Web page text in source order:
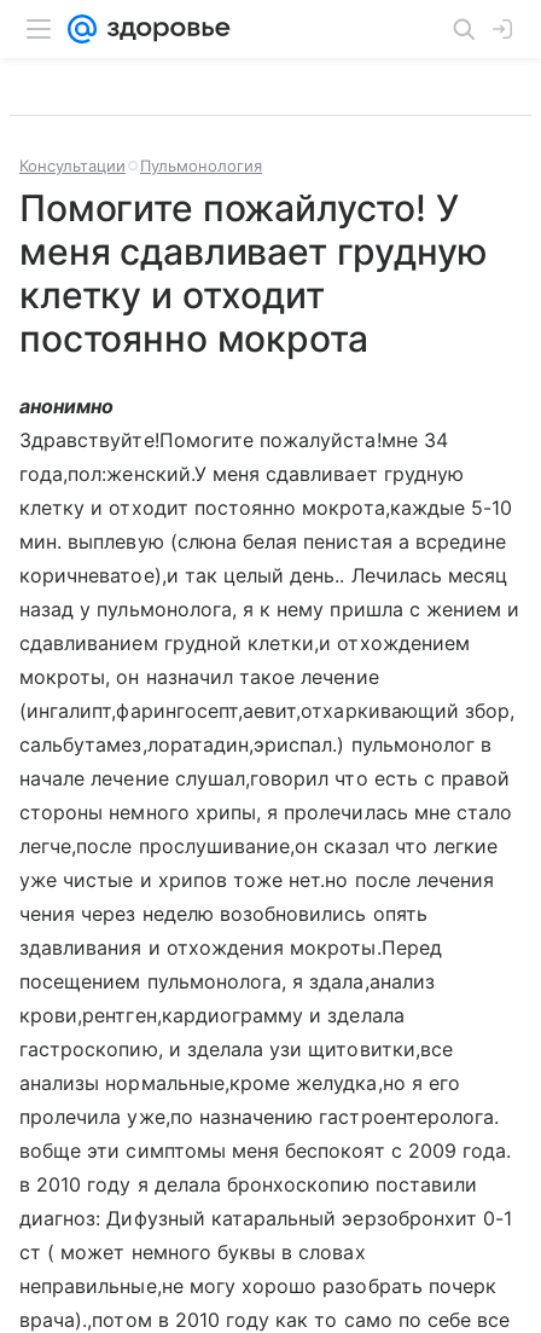
Консультации Пульмонология
Помогите пожайлусто! У
меня сдавливает грудную
клетку и отходит
постоянно мокрота
анонимно
Здравствуйте!Помогите пожалуйста!мне 34
года,пол:женский.У меня сдавливает грудную
клетку и отходит постоянно мокрота,каждые 5-10
мин. выплевую (слюна белая пенистая а всредине
коричневатое),и так целый день.. Лечилась месяц
назад у пульмонолога, я к нему пришла с жением и
сдавливанием грудной клетки,и отхождением
мокроты, он назначил такое лечение
(ингалипт,фарингосепт,аевит,отхаркивающий збор,
сальбутамез,лоратадин,эриспал.) пульмонолог в
начале лечение слушал,говорил что есть с правой
стороны немного хрипы, я пролечилась мне стало
легче,после прослушивание,он сказал что легкие
уже чистые и хрипов тоже нет.но после лечения
чения через неделю возобновились опять
здавливания и отхождения мокроты.Перед
посещением пульмонолога, я здала,анализ
крови,рентген,кардиограмму и зделала
гастроскопию, и зделала узи щитовитки,все
анализы нормальные,кроме желудка,но я его
пролечила уже,по назначению гастроентеролога.
вобще эти симптомы меня беспокоят с 2009 года.
в 2010 году я делала бронхоскопию поставили
диагноз: Дифузный катаральный эерзобронхит 0-1
ст ( может немного буквы в словах
неправильные,не могу хорошо разобрать почерк
врача).,потом в 2010 году как то само по себе все